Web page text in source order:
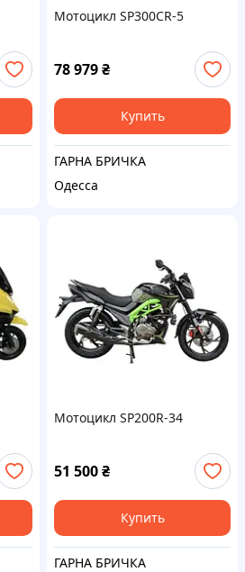
Мотоцикл SP300CR-5
78 979₴
Купить
ГАРНА БРИЧКА
Одесса
Мотоцикл SP200R-34
51 500₴
Купить
ГАРНА БРИЧКА